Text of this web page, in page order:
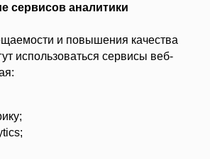
сервисов аналитики
и повышения качества
использоваться сервисы веб-